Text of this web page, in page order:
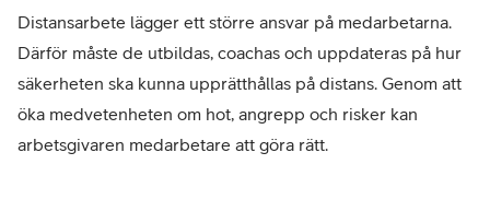
Distansarbete lägger ett större ansvar på medarbetarna.
Därför måste de utbildas, coachas och uppdateras på hur
säkerheten ska kunna upprätthållas på distans. Genom att
öka medvetenheten om hot, angrepp och risker kan
arbetsgivaren medarbetare att göra rätt.